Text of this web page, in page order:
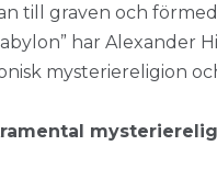
till graven och
har Alexander
mysteriereligion